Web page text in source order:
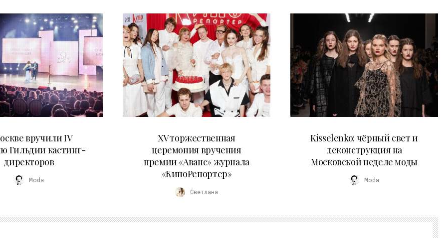
вручили IV
Гильдии кастинг-
директоров
Moda
XV торжественная
церемония вручения
премии «Аванс» журнала
«КиноРепортер»
Светлана
Kisselenko: чёрный свет и
деконструкция на
Московской неделе моды
Moda